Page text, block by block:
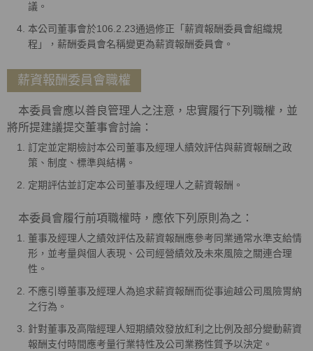
議。
本公司董事會於106.2.23通過修正「薪資報酬委員會組織規
程」，薪酬委員會名稱變更為薪資報酬委員會。
薪資報酬委員會職權
本委員會應以善良管理人之注意，忠實履行下列職權，並
將所提建議提交董事會討論：
訂定並定期檢討本公司董事及經理人績效評估與薪資報酬之政
策、制度、標準與結構。
定期評估並訂定本公司董事及經理人之薪資報酬。
本委員會履行前項職權時，應依下列原則為之：
董事及經理人之績效評估及薪資報酬應參考同業通常水準支給情
形，並考量與個人表現、公司經營績效及未來風險之關連合理
性。
不應引導董事及經理人為追求薪資報酬而從事逾越公司風險胃納
之行為。
針對董事及高階經理人短期績效發放紅利之比例及部分變動薪資
報酬支付時間應考量行業特性及公司業務性質予以決定。